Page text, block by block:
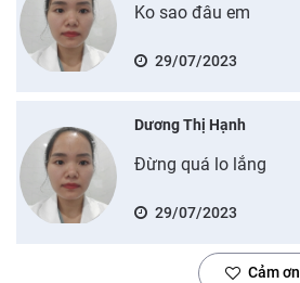
Ko sao đâu em
29/07/2023
Dương Thị Hạnh
Đừng quá lo lắng
29/07/2023
Cảm ơn